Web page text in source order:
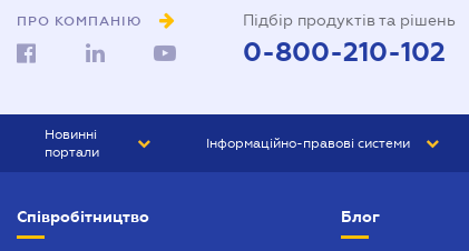
ПРО КОМПАНІЮ Підбір продуктів та рішень
0-800-210-102
Новинні
портали
БІЗНЕС
Інформаційно-правові системи
Співробітництво Блог